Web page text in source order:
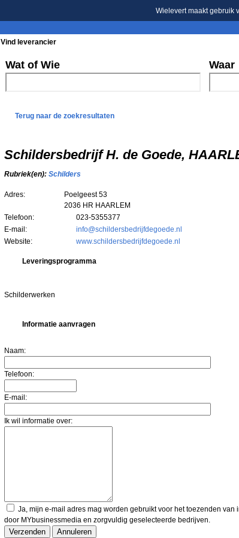
Wielevert maakt gebruik
Vind leverancier
Wat of Wie Waar
Terug naar de zoekresultaten
Schildersbedrijf H. de Goede,
Rubriek(en): Schilders
Adres:
Poelgeest 53
2036 HR HAARLEM
Telefoon:
023-5355377
E-mail:
info@schildersbedrijfdegoede.nl
Website:
www.schildersbedrijfdegoede.nl
Leveringsprogramma
Schilderwerken
Informatie aanvragen
Naam:
Telefoon:
E-mail:
Ik wil informatie over:
Ja, mijn e-mail adres mag worden gebruikt voor het toezenden
door MYbusinessmedia en zorgvuldig geselecteerde bedrijven.